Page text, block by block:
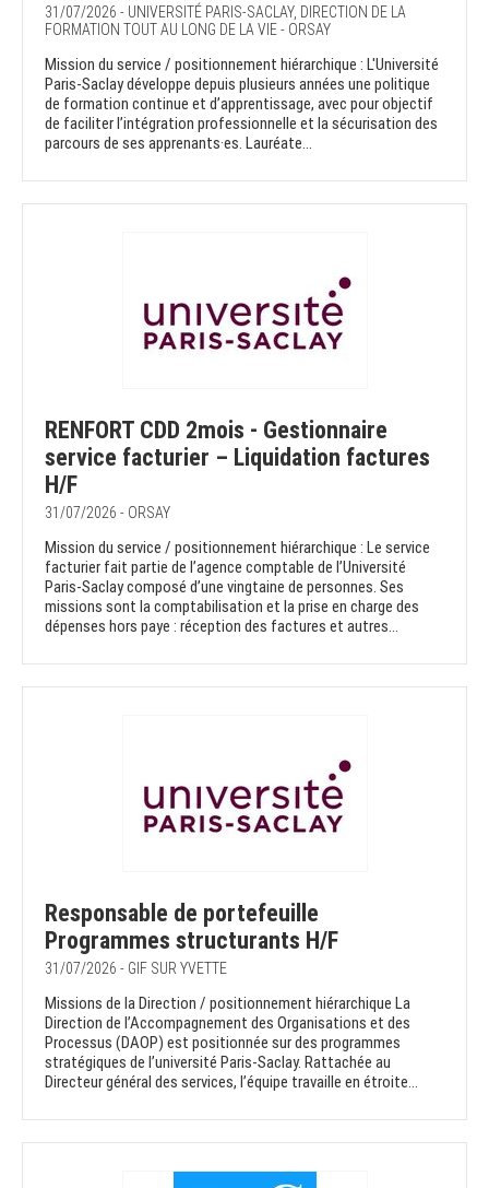
31/07/2026 - UNIVERSITÉ PARIS-SACLAY, DIRECTION DE LA
FORMATION TOUT AU LONG DE LA VIE - ORSAY
Mission du service / positionnement hiérarchique : L'Université
Paris-Saclay développe depuis plusieurs années une politique
de formation continue et d’apprentissage, avec pour objectif
de faciliter l’intégration professionnelle et la sécurisation des
parcours de ses apprenants·es. Lauréate...
RENFORT CDD 2mois - Gestionnaire
service facturier – Liquidation factures
H/F
31/07/2026 - ORSAY
Mission du service / positionnement hiérarchique : Le service
facturier fait partie de l’agence comptable de l’Université
Paris-Saclay composé d’une vingtaine de personnes. Ses
missions sont la comptabilisation et la prise en charge des
dépenses hors paye : réception des factures et autres...
Responsable de portefeuille
Programmes structurants H/F
31/07/2026 - GIF SUR YVETTE
Missions de la Direction / positionnement hiérarchique La
Direction de l’Accompagnement des Organisations et des
Processus (DAOP) est positionnée sur des programmes
stratégiques de l’université Paris-Saclay. Rattachée au
Directeur général des services, l’équipe travaille en étroite...